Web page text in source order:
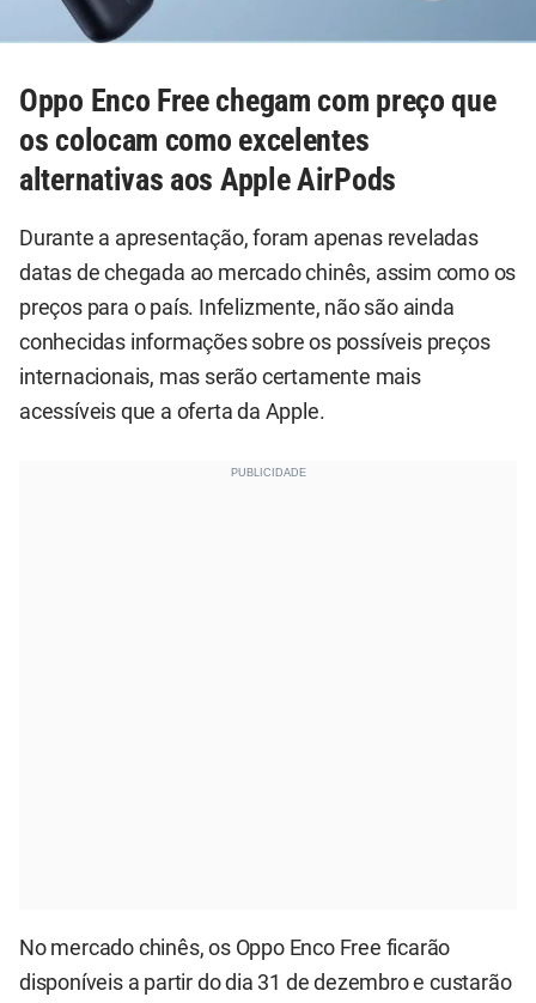
Oppo Enco Free chegam com preço que
os colocam como excelentes
alternativas aos Apple AirPods
Durante a apresentação, foram apenas reveladas
datas de chegada ao mercado chinês, assim como os
preços para o país. Infelizmente, não são ainda
conhecidas informações sobre os possíveis preços
internacionais, mas serão certamente mais
acessíveis que a oferta da Apple.
No mercado chinês, os Oppo Enco Free ficarão
disponíveis a partir do dia 31 de dezembro e custarão